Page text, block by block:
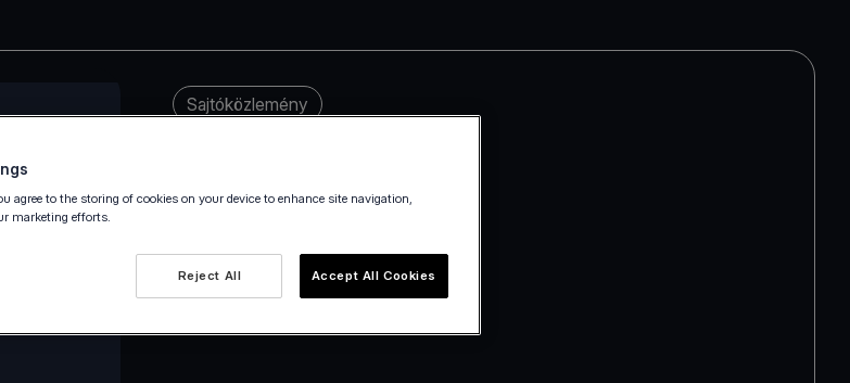
Sajtóközlemény
agree to the storing of cookies on your device to enhance site navigation,
marketing efforts.
Reject All Accept All Cookies